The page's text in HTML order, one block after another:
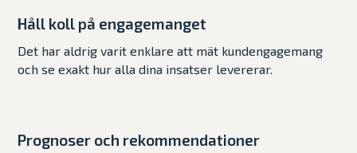
Håll koll på engagemanget
Det har aldrig varit enklare att mät kundengagemang
och se exakt hur alla dina insatser levererar.
Prognoser och rekommendationer